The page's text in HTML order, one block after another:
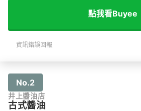
點我看Buyee
資訊錯誤回報
No.2
井上醬油店
古式醬油